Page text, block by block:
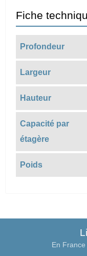
Fiche
Profondeur
Largeur
Hauteur
Capacité par
étagère
Poids
En